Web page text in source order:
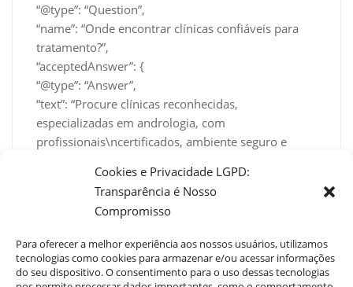
Cookies e Privacidade LGPD:
Transparência é Nosso
Compromisso
Para oferecer a melhor experiência aos nossos usuários, utilizamos
tecnologias como cookies para armazenar e/ou acessar informações
do seu dispositivo. O consentimento para o uso dessas tecnologias
“@type”: “Question”,
“name”: “Onde encontrar clínicas confiáveis para
tratamento?”,
“acceptedAnswer”: {
“@type”: “Answer”,
“text”: “Procure clínicas reconhecidas,
especializadas em andrologia, com
profissionais\ncertificados, ambiente seguro e
Guilherme\nBraga oferece referência nacional,
protocolos atualizados e comprometimento
com\nresultados reais e seguros.”
}
]